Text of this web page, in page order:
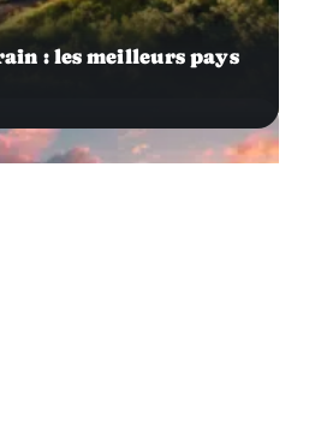
: les meilleurs pays